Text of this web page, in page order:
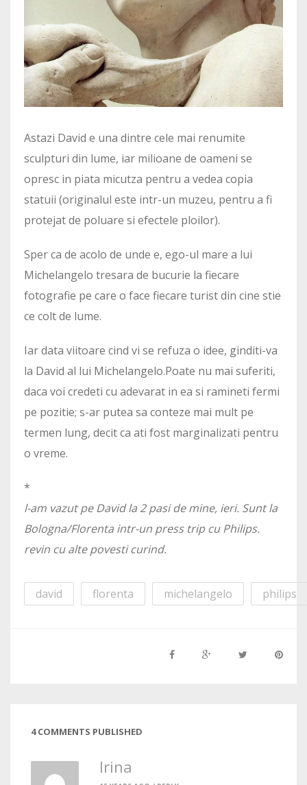
Astazi David e una dintre cele mai renumite
sculpturi din lume, iar milioane de oameni se
opresc in piata micutza pentru a vedea copia
statuii (originalul este intr-un muzeu, pentru a fi
protejat de poluare si efectele ploilor).
Sper ca de acolo de unde e, ego-ul mare a lui
Michelangelo tresara de bucurie la fiecare
fotografie pe care o face fiecare turist din cine stie
ce colt de lume.
Iar data viitoare cind vi se refuza o idee, ginditi-va
la David al lui Michelangelo.Poate nu mai suferiti,
daca voi credeti cu adevarat in ea si ramineti fermi
pe pozitie; s-ar putea sa conteze mai mult pe
termen lung, decit ca ati fost marginalizati pentru
o vreme.
*
l-am vazut pe David la 2 pasi de mine, ieri. Sunt la
Bologna/Florenta intr-un press trip cu Philips.
revin cu alte povesti curind.
david florenta michelangelo philips
4 COMMENTS PUBLISHED
Irina